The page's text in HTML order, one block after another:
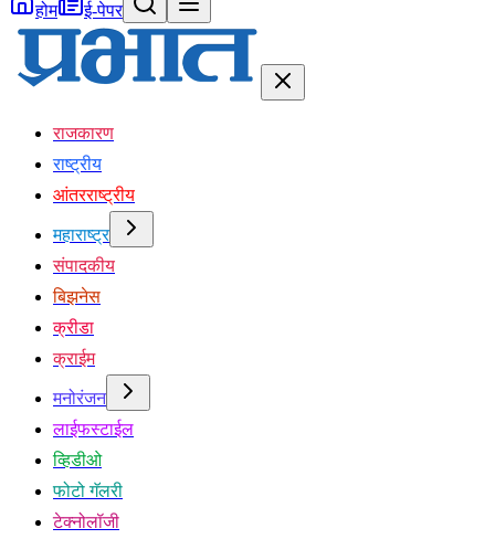
होम ई-पेपर
राजकारण
राष्ट्रीय
आंतरराष्ट्रीय
महाराष्ट्र
संपादकीय
बिझनेस
क्रीडा
क्राईम
मनोरंजन
लाईफस्टाईल
व्हिडीओ
फोटो गॅलरी
टेक्नोलॉजी